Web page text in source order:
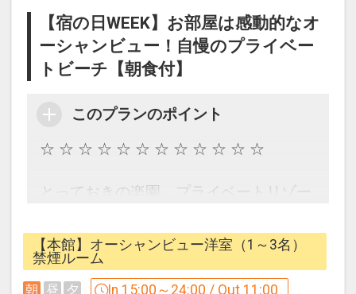
板焼レストラン「龍潭」のご利用は小学
生以上とさせていただきます。
・メインダイニング「ファヌアン」ディ
ナータイムは、男性はシャツと膝の隠れ
ピース等、
華やかな装いでお越しください。サンダ
ルやスリッパ、およびそれらに準ずる履
物でのご来店はご遠慮ください。
ります。
■駐車場料金のご案内
【お部屋】
すべてのお部屋がオーシャンフロント・
ベランダ付のお部屋。
伸び伸びとお寛ぎいただけます。
りとした時間をお愉しみください。
おります。
※東館へのご宿泊の方は別館となります
ので、隣館への移動がございます。
【宿の日WEEK】お部屋は感動的なオ
ーシャンビュー！自慢のプライベー
トビーチ【朝食付】
このプランのポイント
☆ ☆ ☆ ☆ ☆ ☆ ☆ ☆ ☆ ☆ ☆ ☆
とっておきの楽園、プライベートリゾー
地元の人も訪れない、小さな天然ビーチ
を独占するリゾネックス名護。
混雑することなく、南国リゾートの魅力
【本館】オーシャンビュー洋室（1～3名）
禁煙ルーム
朝 昼 夕 In 15:00～24:00 / Out 11:00